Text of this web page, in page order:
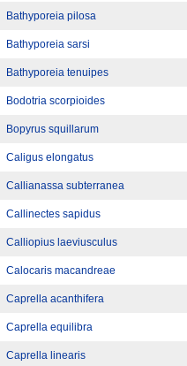
Bathyporeia pilosa
Bathyporeia sarsi
Bathyporeia tenuipes
Bodotria scorpioides
Bopyrus squillarum
Caligus elongatus
Callianassa subterranea
Callinectes sapidus
Calliopius laeviusculus
Calocaris macandreae
Caprella acanthifera
Caprella equilibra
Caprella linearis